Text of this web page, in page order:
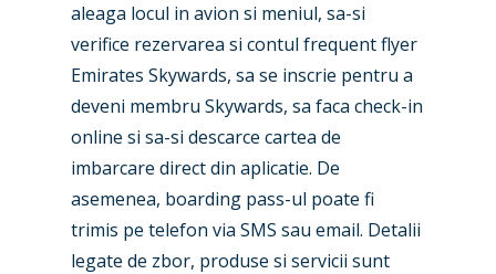
aleaga locul in avion si meniul, sa-si
verifice rezervarea si contul frequent flyer
Emirates Skywards, sa se inscrie pentru a
deveni membru Skywards, sa faca check-in
online si sa-si descarce cartea de
imbarcare direct din aplicatie. De
asemenea, boarding pass-ul poate fi
trimis pe telefon via SMS sau email. Detalii
legate de zbor, produse si servicii sunt